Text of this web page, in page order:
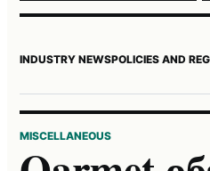
INDUSTRY NEWSPOLICIES AND
MISCELLANEOUS